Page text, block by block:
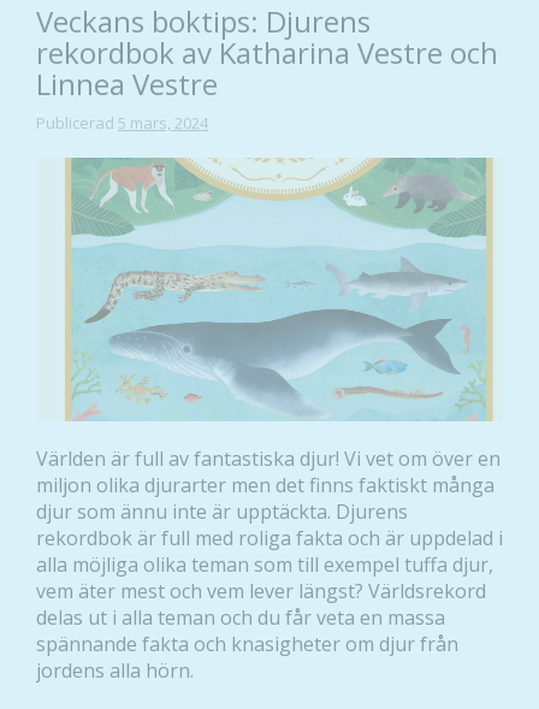
Veckans boktips: Djurens
rekordbok av Katharina Vestre och
Linnea Vestre
Publicerad 5 mars, 2024
Världen är full av fantastiska djur! Vi vet om över en
miljon olika djurarter men det finns faktiskt många
djur som ännu inte är upptäckta. Djurens
rekordbok är full med roliga fakta och är uppdelad i
alla möjliga olika teman som till exempel tuffa djur,
vem äter mest och vem lever längst? Världsrekord
delas ut i alla teman och du får veta en massa
spännande fakta och knasigheter om djur från
jordens alla hörn.